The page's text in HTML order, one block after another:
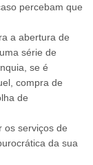
percebam que
a abertura de
série de
se é
compra de
de
os serviços de
da sua